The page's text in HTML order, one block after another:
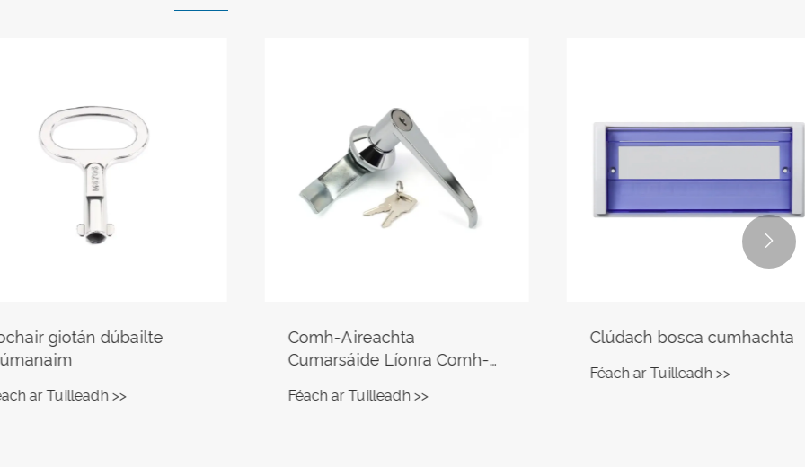
giotán dúbailte
Tuilleadh >>
Comh-Aireachta
Cumarsáide Líonra Comh-
Láimhseáil Glais
Féach ar Tuilleadh >>
Clúdach bosca cumhachta
Féach ar Tuilleadh >>
